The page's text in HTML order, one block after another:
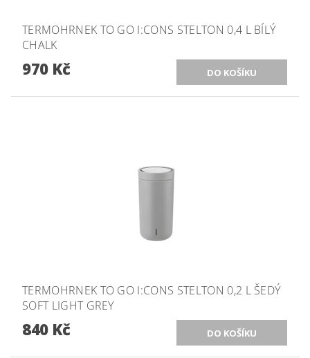
TERMOHRNEK TO GO I:CONS STELTON 0,4 L BÍLÝ
CHALK
970 Kč
TERMOHRNEK TO GO I:CONS STELTON 0,2 L ŠEDÝ
SOFT LIGHT GREY
840 Kč